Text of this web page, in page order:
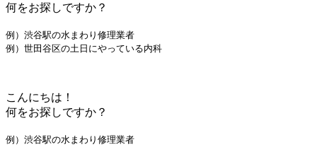
何をお探しですか？
例）渋谷駅の水まわり修理業者
例）世田谷区の土日にやっている内科
こんにちは！
何をお探しですか？
例）渋谷駅の水まわり修理業者